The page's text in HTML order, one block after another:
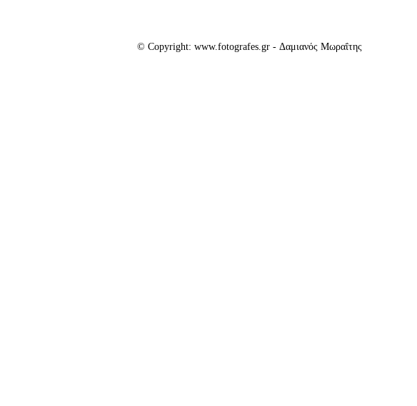
© Copyright: www.fotografes.gr - Δαμιανός Μωραΐτης